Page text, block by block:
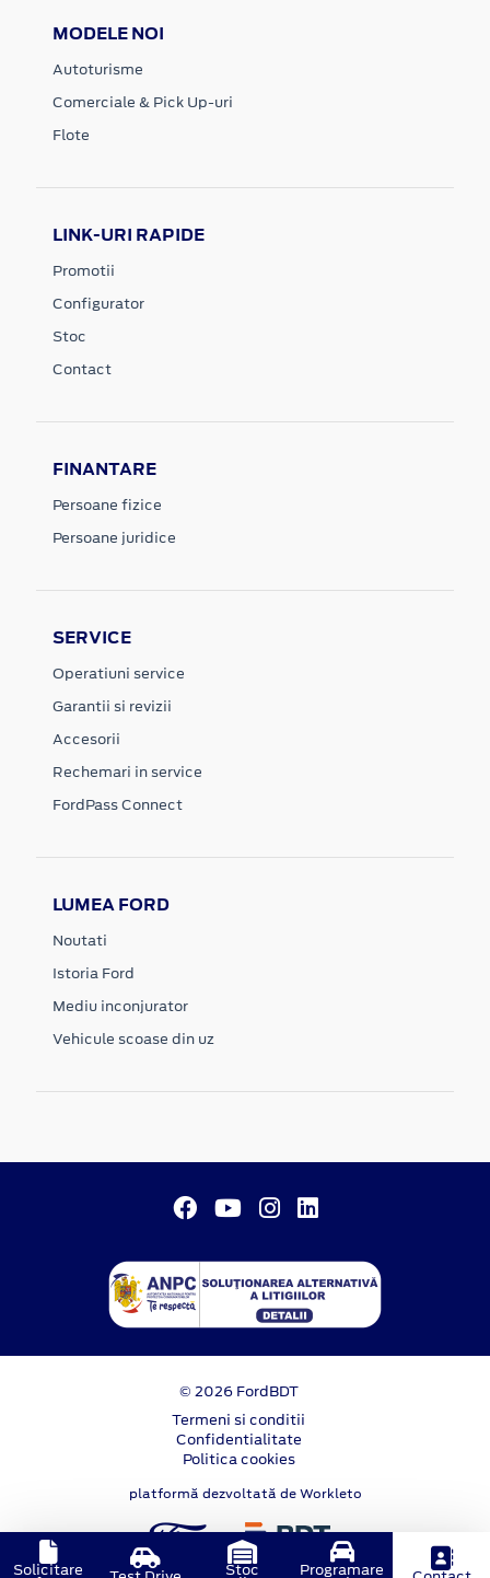
MODELE NOI
Autoturisme
Comerciale & Pick Up-uri
Flote
LINK-URI RAPIDE
Promotii
Configurator
Stoc
Contact
FINANTARE
Persoane fizice
Persoane juridice
SERVICE
Operatiuni service
Garantii si revizii
Accesorii
Rechemari in service
FordPass Connect
LUMEA FORD
Noutati
Istoria Ford
Mediu inconjurator
Vehicule scoase din uz
© 2026 FordBDT
Termeni si conditii
Confidentialitate
Politica cookies
platformă dezvoltată de Workleto
Solicitare Stoc Programare